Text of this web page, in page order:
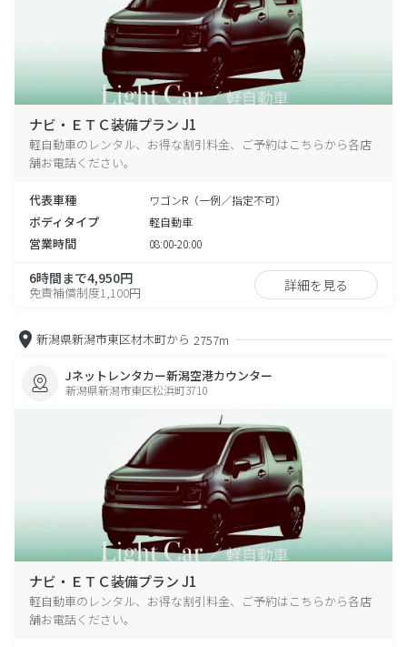
ナビ・ＥＴＣ装備プラン J1
軽自動車のレンタル、お得な割引料金、ご予約はこちらから各店
舗お電話ください。
代表車種 ワゴンR（一例／指定不可）
ボディタイプ 軽自動車
営業時間 08:00-20:00
6時間まで4,950円
免責補償制度1,100円 詳細を見る
新潟県新潟市東区材木町から 2757m
Jネットレンタカー新潟空港カウンター
新潟県新潟市東区松浜町3710
ナビ・ＥＴＣ装備プラン J1
軽自動車のレンタル、お得な割引料金、ご予約はこちらから各店
舗お電話ください。